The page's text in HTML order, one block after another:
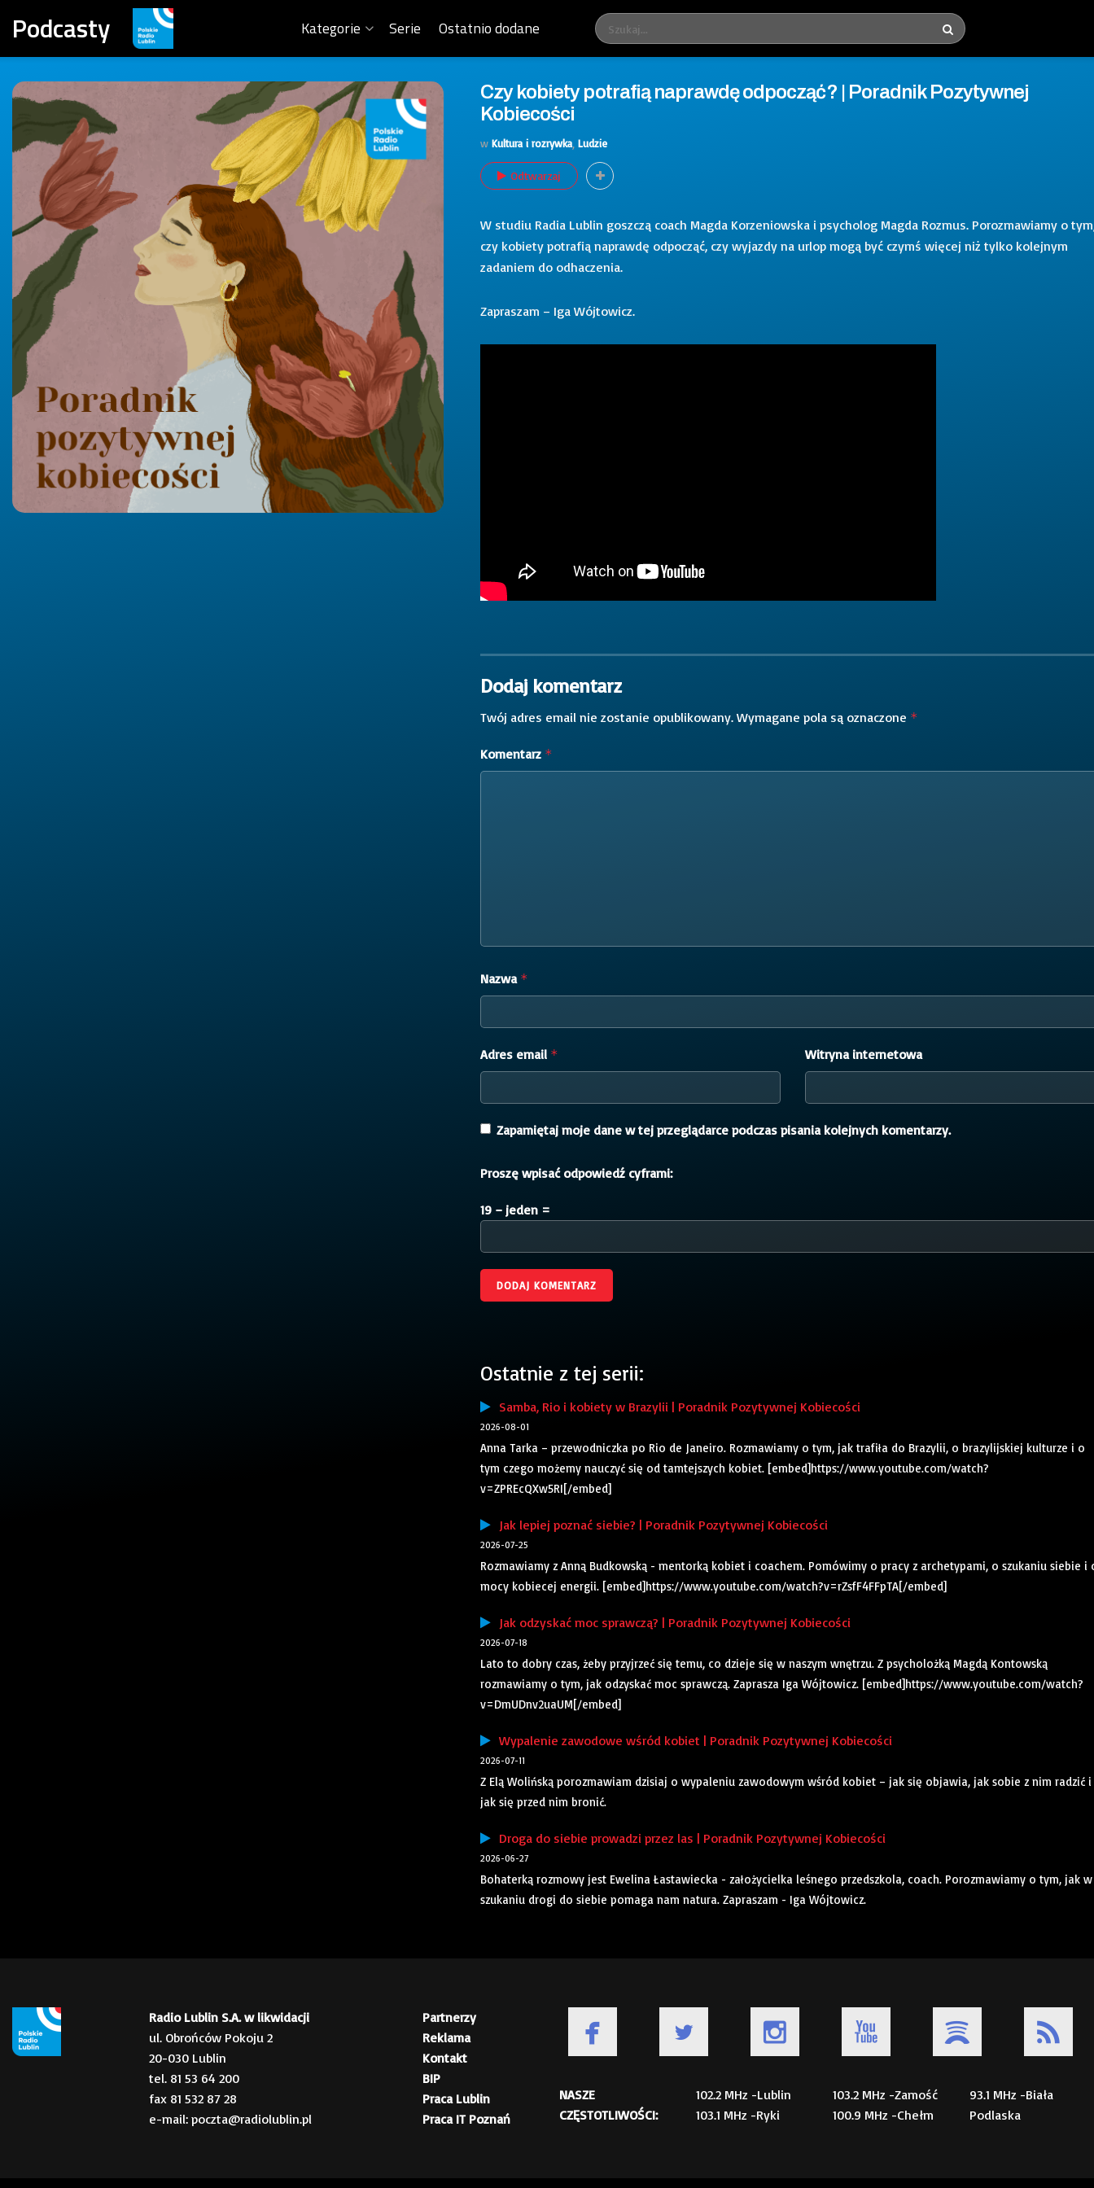
Podcasty Kategorie Serie Ostatnio dodane
Czy kobiety potrafią naprawdę odpocząć? | Poradnik Pozytywnej
Kobiecości
w Kultura i rozrywka Ludzie
Odtwarzaj
W studiu Radia Lublin goszczą coach Magda Korzeniowska i psycholog Magda Rozmus. Porozmawiamy o
czy kobiety potrafią naprawdę odpocząć, czy wyjazdy na urlop mogą być czymś więcej niż tylko kolejnym
zadaniem do odhaczenia.
Zapraszam – Iga Wójtowicz.
Dodaj komentarz
Twój adres email nie zostanie opublikowany. Wymagane pola są oznaczone *
Komentarz *
Nazwa *
Adres email * Witryna internetowa
Zapamiętaj moje dane w tej przeglądarce podczas pisania kolejnych komentarzy.
Proszę wpisać odpowiedź cyframi:
19 − jeden =
Ostatnie z tej serii:
Samba, Rio i kobiety w Brazylii | Poradnik Pozytywnej Kobiecości
2026-08-01
Anna Tarka – przewodniczka po Rio de Janeiro. Rozmawiamy o tym, jak trafiła do Brazylii, o brazylijskiej kulturze i o
tym czego możemy nauczyć się od tamtejszych kobiet. [embed]https://www.youtube.com/watch?
v=ZPREcQXw5RI[/embed]
Jak lepiej poznać siebie? | Poradnik Pozytywnej Kobiecości
2026-07-25
Rozmawiamy z Anną Budkowską - mentorką kobiet i coachem. Pomówimy o pracy z archetypami, o szukaniu siebie i
mocy kobiecej energii. [embed]https://www.youtube.com/watch?v=rZsfF4FFpTA[/embed]
Jak odzyskać moc sprawczą? | Poradnik Pozytywnej Kobiecości
2026-07-18
Lato to dobry czas, żeby przyjrzeć się temu, co dzieje się w naszym wnętrzu. Z psycholożką Magdą Kontowską
rozmawiamy o tym, jak odzyskać moc sprawczą. Zaprasza Iga Wójtowicz. [embed]https://www.youtube.com/watch?
v=DmUDnv2uaUM[/embed]
Wypalenie zawodowe wśród kobiet | Poradnik Pozytywnej Kobiecości
2026-07-11
Z Elą Wolińską porozmawiam dzisiaj o wypaleniu zawodowym wśród kobiet – jak się objawia, jak sobie z nim radzić i
jak się przed nim bronić.
Droga do siebie prowadzi przez las | Poradnik Pozytywnej Kobiecości
2026-06-27
Bohaterką rozmowy jest Ewelina Łastawiecka - założycielka leśnego przedszkola, coach. Porozmawiamy o tym, jak w
szukaniu drogi do siebie pomaga nam natura. Zapraszam - Iga Wójtowicz.
Radio Lublin S.A. w likwidacji
ul. Obrońców Pokoju 2
20-030 Lublin
tel. 81 53 64 200
fax 81 532 87 28
e-mail: poczta@radiolublin.pl
Partnerzy
Reklama
Kontakt
BIP
Praca Lublin
Praca IT Poznań
NASZE
CZĘSTOTLIWOŚCI:
102.2 MHz -Lublin
103.1 MHz -Ryki
103.2 MHz -Zamość
100.9 MHz -Chełm
93.1 MHz -Biała
Podlaska